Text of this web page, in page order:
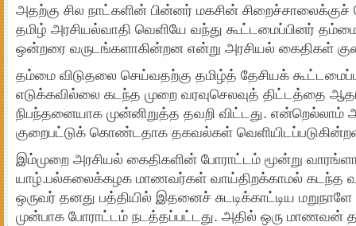
அதற்கு சில நாட்களின் பின்னர் மகசின்
தமிழ் அரசியல்வாதி வெளியே வந்து கூட்டமைப்பினர்
ஒன்றரை வருடங்களாகின்றன என்று அரசியல் கைதிகள்
தம்மை விடுதலை செய்வதற்கு தமிழ்த் தேசியக்
எடுக்கவில்லை கடந்த முறை வரவுசெலவுத் திட்டத்தை
நிபந்தனையாக முன்னிறுத்த தவறி விட்டது. என்றெல்லாம்
குறைபட்டுக் கொண்டதாக தகவல்கள்
இம்முறை அரசியல் கைதிகளின் போராட்டம் மூன்று
யாழ்.பல்கலைக்கழக மாணவர்கள் வாய்திறக்காமல் கடந்த
ஒருவர் தனது பத்தியில் இதனைச் சுடடிக்காட்டிய
முன்பாக போராட்டம் நடத்தப்பட்டது. அதில் ஒரு மாணவன்